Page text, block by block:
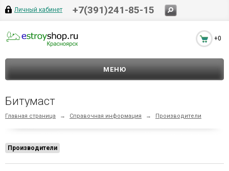
Личный кабинет +7(391)241-85-15
+0
МЕНЮ
Битумаст
Главная страница → Справочная информация → Производители
Производители